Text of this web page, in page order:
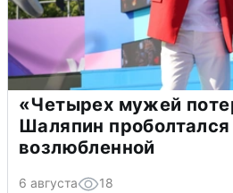
«Четырех мужей
Шаляпин проболтался
возлюбленной
6 августа 18